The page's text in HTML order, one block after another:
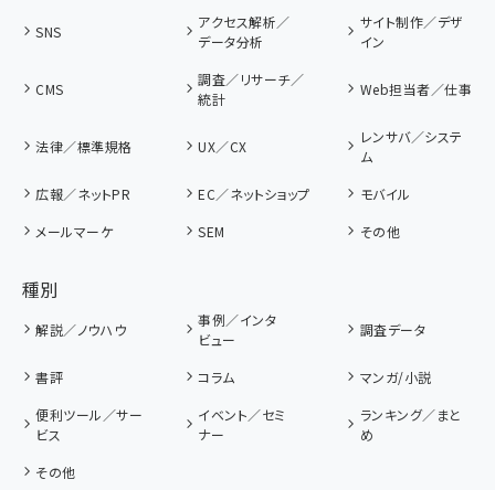
SNS
アクセス解析／
データ分析
サイト制作／デザ
イン
CMS
調査／リサーチ／
統計
Web担当者／仕事
法律／標準規格 UX／CX
レンサバ／システ
ム
広報／ネットPR
EC／ネットショップ
モバイル
メールマーケ
SEM その他
種別
解説／ノウハウ
事例／インタ
ビュー
調査データ
書評 コラム
マンガ/小説
便利ツール／サー
ビス
イベント／セミ
ナー
ランキング／まと
め
その他